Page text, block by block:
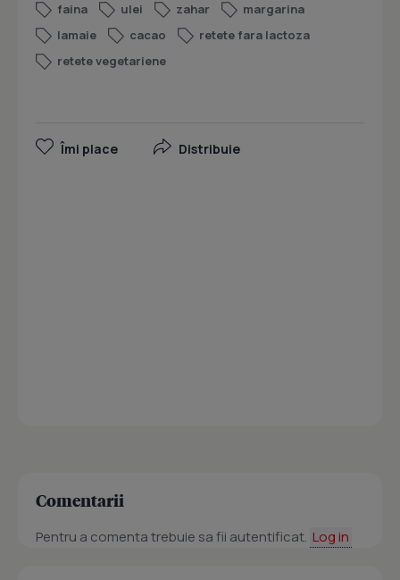
faina
ulei zahar
margarina
lamaie
cacao
retete fara lactoza
retete vegetariene
Îmi place Distribuie
Comentarii
Pentru a comenta trebuie sa fii autentificat. Log in